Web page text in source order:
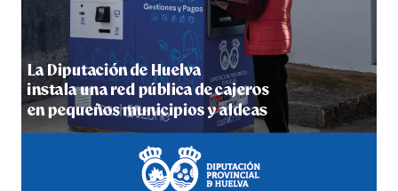
4º DÍA DE LAS FIESTAS COLOMBINAS 2026
hace 7 días· Huelvatv